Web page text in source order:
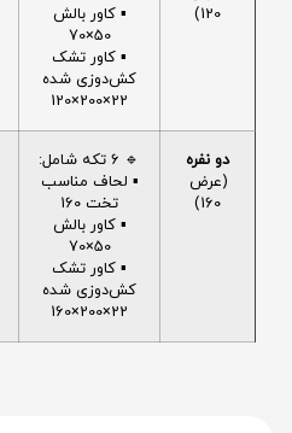
120)
▪️ کاور بالش
50×70
▪️ کاور تشک
کش‌دوزی شده
22×200×120
دو نفره
(عرض
160)
🔹 6 تکه شامل:
▪️ لحاف مناسب
تخت 160
▪️ کاور بالش
50×70
▪️ کاور تشک
کش‌دوزی شده
22×200×160